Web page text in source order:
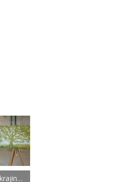
"Mystérium krajiny" Martin Galéria